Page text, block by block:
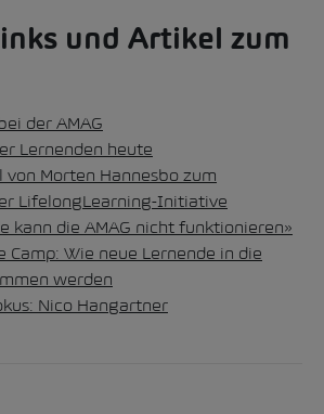
und Artikel zum
der AMAG
Lernenden heute
von Morten Hannesbo zum
LifelongLearning-Initiative
kann die AMAG nicht funktionieren»
Camp: Wie neue Lernende in die
werden
Nico Hangartner